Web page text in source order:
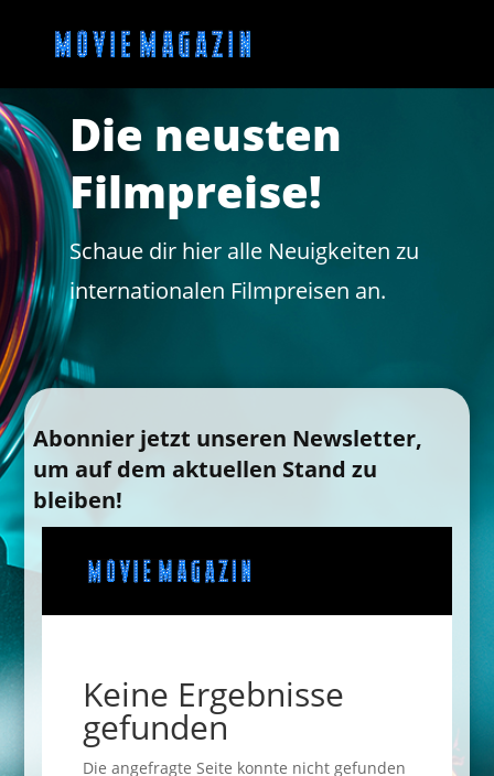
Die neusten
Filmpreise!
Schaue dir hier alle Neuigkeiten zu
internationalen Filmpreisen an.
Abonnier jetzt unseren Newsletter,
um auf dem aktuellen Stand zu
bleiben!